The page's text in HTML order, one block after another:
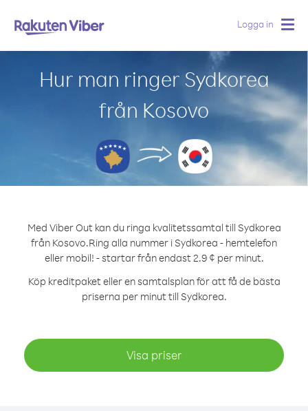
Logga in
Hur man ringer Sydkorea
från Kosovo
Med Viber Out kan du ringa kvalitetssamtal till Sydkorea
från Kosovo.Ring alla nummer i Sydkorea - hemtelefon
eller mobil! - startar från endast 2.9 ¢ per minut.
Köp kreditpaket eller en samtalsplan för att få de bästa
priserna per minut till Sydkorea.
Visa priser